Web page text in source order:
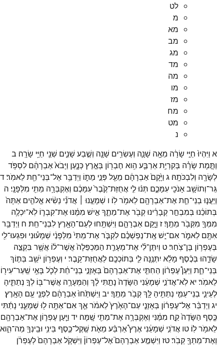
לט
מ
מא
מב
מג
מד
מה
מו
מז
מח
מט
נ
א וַיִּהְיוּ֙ חַיֵּ֣י שָׂרָ֔ה מֵאָ֥ה שָׁנָ֛ה וְעֶשְׂרִ֥ים שָׁנָ֖ה וְשֶׁ֣בַע שָׁנִ֑ים שְׁנֵ֖י חַיֵּ֥י שָׂרָֽה׃ ב
וַתָּ֣מָת שָׂרָ֗ה בְּקִרְיַ֥תאַרְבַּ֛ע הִ֥וא חֶבְר֖וֹן בְּאֶ֣רֶץכְּנָ֑עַן וַיָּבֹא֙אַבְרָהָ֔ם לִסְפֹּ֥ד
לְשָׂרָ֖ה וְלִבְכֹּתָֽהּ׃ ג וַיָּ֙קָם֙אַבְרָהָ֔ם מֵעַ֖ל פְּנֵ֣י מֵת֑וֹ וַיְדַבֵּ֥ראֶל־בְּנֵי־חֵ֖תלֵאמֹֽר׃ד
גֵּר־וְתוֹשָׁ֥באָנֹכִ֖י עִמָּכֶ֑ם תְּנ֨וּלִ֤י אֲחֻזַּת־קֶ֙בֶר֙עִמָּכֶ֔ם וְאֶקְבְּרָ֥ה מֵתִ֖י מִלְּפָנָֽי׃ ה
וַיַּעֲנ֧וּ בְנֵי־חֵ֛תאֶת־אַבְרָהָ֖ם לֵאמֹ֥רלֽוֹ׃ ו שְׁמָעֵ֣נוּ ׀ אֲדֹנִ֗י נְשִׂ֨יאאֱלֹהִ֤ים אַתָּה֙
בְּתוֹכֵ֔נוּ בְּמִבְחַ֣רקְבָרֵ֔ינוּקְבֹ֖ראֶת־מֵתֶ֑ךָאִ֣ישׁ מִמֶּ֔נּוּאֶת־קִבְר֛וֹ לֹֽא־יִכְלֶ֥ה
מִמְּךָ֖ מִקְּבֹ֥ר מֵתֶֽךָ׃ז וַיָּ֧קָם אַבְרָהָ֛ם וַיִּשְׁתַּ֥חוּלְעַם־הָאָ֖רֶץלִבְנֵי־חֵֽת׃ ח וַיְדַבֵּ֥ר
אִתָּ֖ם לֵאמֹ֑ראִם־יֵ֣שׁאֶֽת־נַפְשְׁכֶ֗ם לִקְבֹּ֤ראֶת־מֵתִי֙ מִלְּפָנַ֔י שְׁמָע֕וּנִי וּפִגְעוּ־לִ֖י
בְּעֶפְר֥וֹן בֶּן־צֹֽחַר׃ט וְיִתֶּן־לִ֗י אֶת־מְעָרַ֤ת הַמַּכְפֵּלָה֙אֲשֶׁר־ל֔וֹ אֲשֶׁ֖ר בִּקְצֵ֣ה
שָׂדֵ֑הוּ בְּכֶ֨סֶף מָלֵ֜א יִתְּנֶ֥נָּה לִ֛י בְּתוֹכְכֶ֖ם לַאֲחֻזַּת־קָֽבֶר׃ י וְעֶפְר֥וֹן יֹשֵׁ֖ב בְּת֣וֹךְ
בְּנֵי־חֵ֑ת וַיַּעַן֩עֶפְר֨וֹן הַחִתִּ֤י אֶת־אַבְרָהָם֙ בְּאָזְנֵ֣י בְנֵי־חֵ֔תלְכֹ֛ל בָּאֵ֥י שַֽׁעַר־עִיר֖וֹ
לֵאמֹֽר׃ יאלֹֽא־אֲדֹנִ֣י שְׁמָעֵ֔נִי הַשָּׂדֶה֙ נָתַ֣תִּי לָ֔ךְ וְהַמְּעָרָ֥ה אֲשֶׁר־בּ֖וֹ לְךָ֣ נְתַתִּ֑יהָ
לְעֵינֵ֧י בְנֵי־עַמִּ֛י נְתַתִּ֥יהָ לָּ֖ךְקְבֹ֥ר מֵתֶֽךָ׃ יב וַיִּשְׁתַּ֙חוּ֙אַבְרָהָ֔ם לִפְנֵ֖י עַ֥ם הָאָֽרֶץ׃
יג וַיְדַבֵּ֨ראֶל־עֶפְר֜וֹן בְּאָזְנֵ֤י עַם־הָאָ֙רֶץ֙לֵאמֹ֔ראַ֛ךְאִם־אַתָּ֥ה ל֖וּ שְׁמָעֵ֑נִי נָתַ֜תִּי
כֶּ֤סֶף הַשָּׂדֶה֙קַ֣ח מִמֶּ֔נִּי וְאֶקְבְּרָ֥ה אֶת־מֵתִ֖י שָֽׁמָּה׃ יד וַיַּ֧עַן עֶפְר֛וֹן אֶת־אַבְרָהָ֖ם
לֵאמֹ֥רלֽוֹ׃ טו אֲדֹנִ֣י שְׁמָעֵ֔נִי אֶרֶץ֩אַרְבַּ֨ע מֵאֹ֧ת שֶֽׁקֶל־כֶּ֛סֶף בֵּינִ֥י וּבֵֽינְךָ֖ מַה־הִ֑וא
וְאֶת־מֵתְךָ֖קְבֹֽר׃טז וַיִּשְׁמַ֣עאַבְרָהָם֮אֶל־עֶפְרוֹן֒ וַיִּשְׁקֹ֤לאַבְרָהָם֙לְעֶפְרֹ֔ן